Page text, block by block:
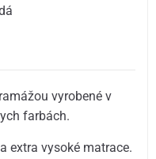
vyrobené v
farbách.
extra vysoké matrace.